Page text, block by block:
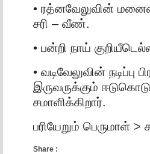
• ரத்னவேலுவின்
சரி – வீண்.
• பன்றி நாய்
• வடிவேலுவின்
இருவருக்கும்
சமாளிக்கிறார்.
பரியேறும்
Share :